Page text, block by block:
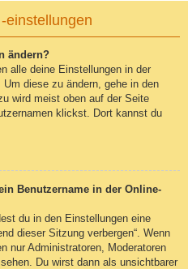
einstellungen
ändern?
alle deine Einstellungen in der
diese zu ändern, gehe in den
wird meist oben auf der Seite
klickst. Dort kannst du
Benutzername in der Online-
du in den Einstellungen eine
dieser Sitzung verbergen“. Wenn
nur Administratoren, Moderatoren
Du wirst dann als unsichtbarer